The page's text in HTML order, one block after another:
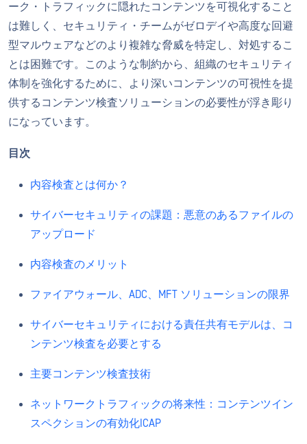
ーク・トラフィックに隠れたコンテンツを可視化すること
は難しく、セキュリティ・チームがゼロデイや高度な回避
型マルウェアなどのより複雑な脅威を特定し、対処するこ
とは困難です。このような制約から、組織のセキュリティ
体制を強化するために、より深いコンテンツの可視性を提
供するコンテンツ検査ソリューションの必要性が浮き彫り
になっています。
目次
内容検査とは何か？
サイバーセキュリティの課題：悪意のあるファイルの
アップロード
内容検査のメリット
ファイアウォール、ADC、MFT ソリューションの限界
サイバーセキュリティにおける責任共有モデルは、コ
ンテンツ検査を必要とする
主要コンテンツ検査技術
ネットワークトラフィックの将来性：コンテンツイン
スペクションの有効化ICAP